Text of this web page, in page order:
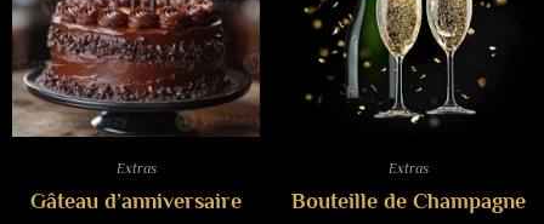
Extras
Gâteau d’anniversaire
Extras
Bouteille de Champagne